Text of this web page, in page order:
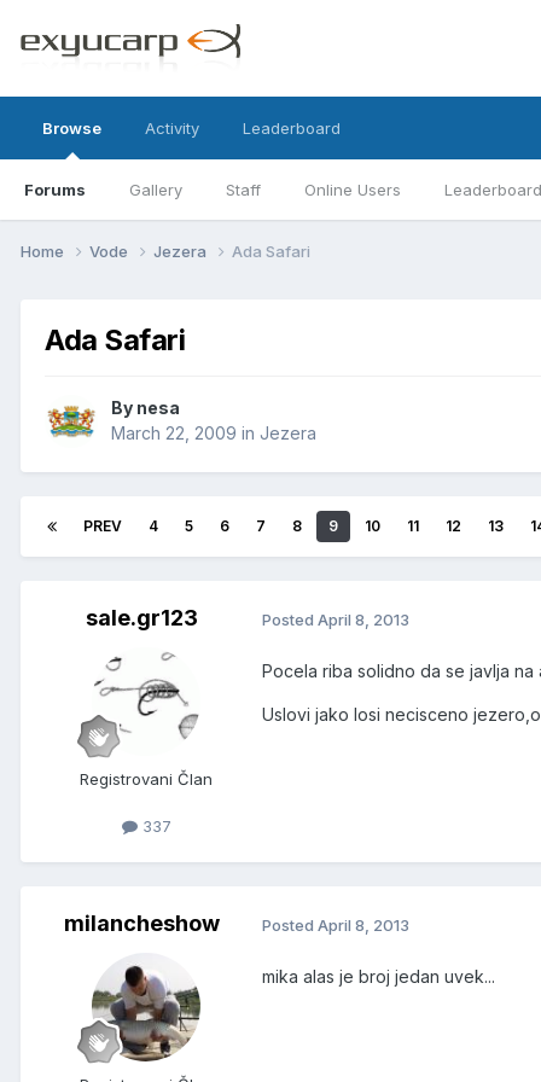
Browse
Forums Gallery Staff Online Users Leaderboard
Activity Leaderboard
Home Vode Jezera Ada Safari
Ada Safari
By nesa
March 22, 2009 in Jezera
PREV 4 5 6 7 8 9 10 11 12 13
sale.gr123
Registrovani Član
337
Posted April 8, 2013
Pocela riba solidno da se javlja na
Uslovi jako losi necisceno
milancheshow Posted April 8, 2013
mika alas je broj jedan uvek...